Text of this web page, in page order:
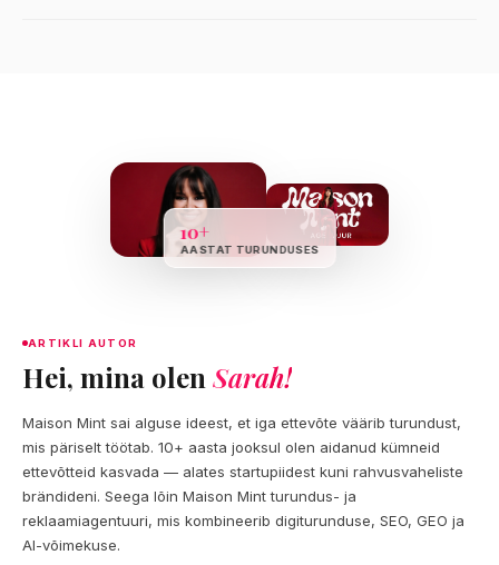
10+
AASTAT TURUNDUSES
ARTIKLI AUTOR
Hei, mina olen Sarah!
Maison Mint sai alguse ideest, et iga ettevõte väärib turundust,
mis päriselt töötab. 10+ aasta jooksul olen aidanud kümneid
ettevõtteid kasvada — alates startupiidest kuni rahvusvaheliste
brändideni. Seega lõin Maison Mint turundus- ja
reklaamiagentuuri, mis kombineerib digiturunduse, SEO, GEO ja
AI-võimekuse.